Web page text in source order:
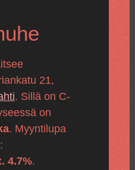
21,
. Sillä on C-
on
. Myyntilupa
4.7%.